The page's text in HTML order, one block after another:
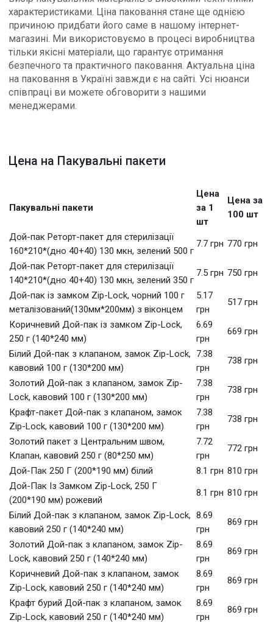
характеристиками. Ціна паковання стане ще однією
причиною придбати його саме в нашому інтернет-
магазині. Ми використовуємо в процесі виробництва
тільки якісні матеріали, що гарантує отримання
безпечного та практичного паковання. Актуальна ціна
на паковання в Україні завжди є на сайті. Усі нюанси
співпраці ви можете обговорити з нашими
менеджерами.
Цена на Пакувальні пакети
Пакувальні пакети
Цена
за 1
шт
Цена за
100 шт
Дой-пак Реторт-пакет для стерилізації
160*210*(дно 40+40) 130 мкн, зелений 500 г
7.7 грн 770 грн
Дой-пак Реторт-пакет для стерилізації
140*210*(дно 40+40) 130 мкн, зелений 350 г
7.5 грн 750 грн
Дой-пак із замком Zip-Lock, чорний 100 г
металізований(130мм*200мм) з віконцем
5.17
грн
517 грн
Коричневий Дой-пак із замком Zip-Lock,
250 г (140*240 мм)
6.69
грн
669 грн
Білий Дой-пак з клапаном, замок Zip-Lock,
кавовий 100 г (130*200 мм)
7.38
грн
738 грн
Золотий Дой-пак з клапаном, замок Zip-
Lock, кавовий 100 г (130*200 мм)
7.38
грн
738 грн
Крафт-пакет Дой-пак з клапаном, замок
Zip-Lock, кавовий 100 г (130*200 мм)
7.38
грн
738 грн
Золотий пакет з Центральним швом,
Клапан, кавовий 250 г (80*250 мм)
7.72
грн
772 грн
Дой-Пак 250 Г (200*190 мм) білий 8.1 грн 810 грн
Дой-Пак Із Замком Zip-Lock, 250 Г
(200*190 мм) рожевий
8.1 грн 810 грн
Білий Дой-пак з клапаном, замок Zip-Lock,
кавовий 250 г (140*240 мм)
8.69
грн
869 грн
Золотий Дой-пак з клапаном, замок Zip-
Lock, кавовий 250 г (140*240 мм)
8.69
грн
869 грн
Коричневий Дой-пак з клапаном, замок
Zip-Lock, кавовий 250 г (140*240 мм)
8.69
грн
869 грн
Крафт бурий Дой-пак з клапаном, замок
Zip-Lock, кавовий 250 г (140*240 мм)
8.69
грн
869 грн